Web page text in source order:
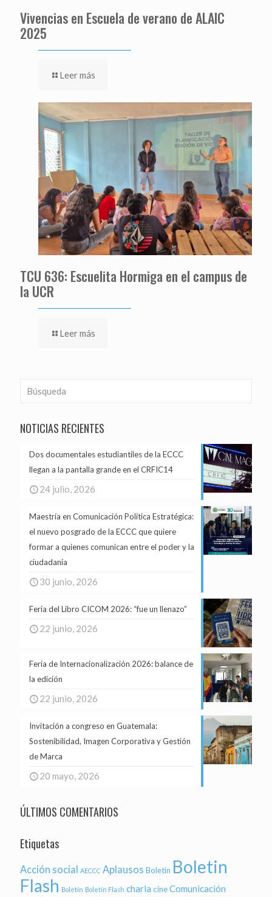
Vivencias en Escuela de verano de ALAIC
2025
Leer más
TCU 636: Escuelita Hormiga en el campus de
la UCR
Leer más
NOTICIAS RECIENTES
Dos documentales estudiantiles de la ECCC
llegan a la pantalla grande en el CRFIC14
24 julio, 2026
Maestría en Comunicación Política Estratégica:
el nuevo posgrado de la ECCC que quiere
formar a quienes comunican entre el poder y la
ciudadanía
30 junio, 2026
Feria del Libro CICOM 2026: “fue un llenazo”
22 junio, 2026
Feria de Internacionalización 2026: balance de
la edición
22 junio, 2026
Invitación a congreso en Guatemala:
Sostenibilidad, Imagen Corporativa y Gestión
de Marca
20 mayo, 2026
ÚLTIMOS COMENTARIOS
Etiquetas
Acción social AECCC Aplausos Boletin Boletin
Flash Boletín Boletín Flash charla cineComunicación